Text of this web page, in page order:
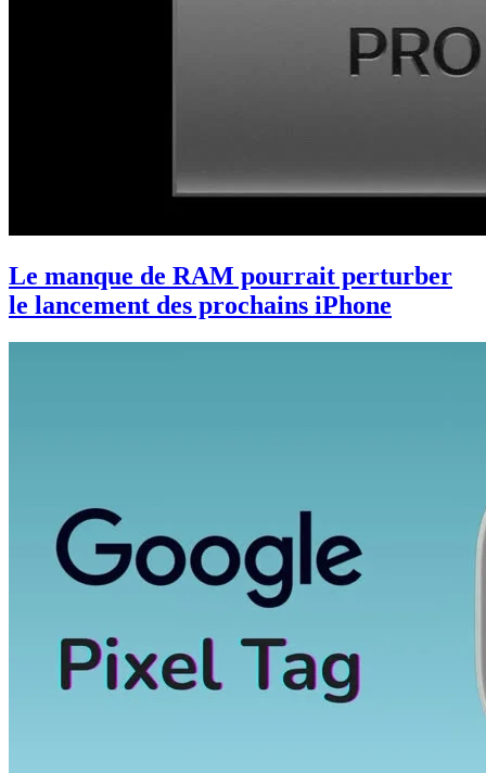
Le manque de RAM pourrait perturber
le lancement des prochains iPhone